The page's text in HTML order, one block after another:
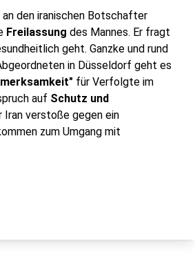
an den iranischen Botschafter
Freilassung des Mannes. Er fragt
geht. Ganzke und rund
in Düsseldorf geht es
für Verfolgte im
auf Schutz und
Iran verstoße gegen ein
zum Umgang mit